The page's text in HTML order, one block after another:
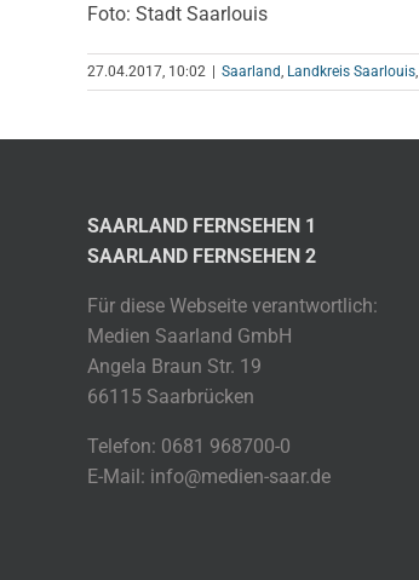
Foto: Stadt Saarlouis
27.04.2017, 10:02 Saarland, Landkreis Saarlouis,
SAARLAND FERNSEHEN 1
SAARLAND FERNSEHEN 2
Für diese Webseite verantwortlich:
Medien Saarland GmbH
Angela Braun Str. 19
66115 Saarbrücken
Telefon: 0681 968700-0
E-Mail: info@medien-saar.de